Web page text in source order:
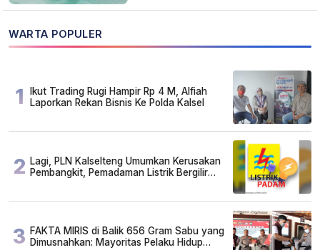
WARTA POPULER
1
Ikut Trading Rugi Hampir Rp 4 M, Alfiah
Laporkan Rekan Bisnis Ke Polda Kalsel
2 Lagi, PLN Kalselteng Umumkan Kerusakan
Pembangkit, Pemadaman Listrik Bergilir
3 FAKTA MIRIS di Balik 656 Gram Sabu yang
Dimusnahkan: Mayoritas Pelaku Hidup